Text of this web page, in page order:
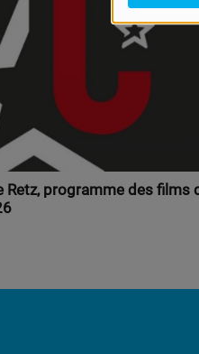
Retz, programme des films